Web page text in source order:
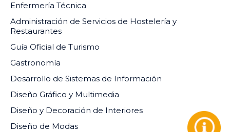
Enfermería Técnica
Administración de Servicios de Hostelería y
Restaurantes
Guía Oficial de Turismo
Gastronomía
Desarrollo de Sistemas de Información
Diseño Gráfico y Multimedia
Diseño y Decoración de Interiores
Diseño de Modas